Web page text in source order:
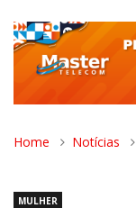
Home Notícias
MULHER